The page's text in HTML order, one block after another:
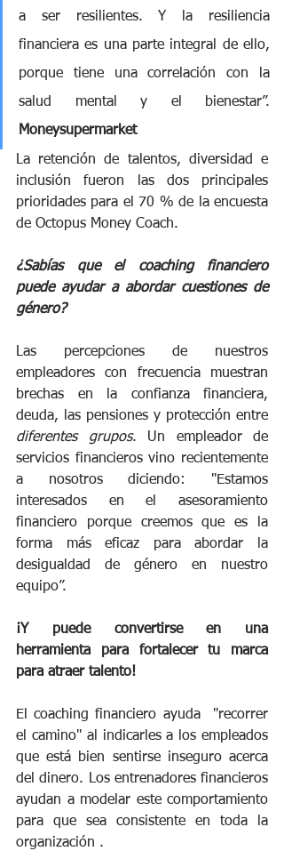
a ser resilientes. Y la resiliencia
financiera es una parte integral de ello,
porque tiene una correlación con la
Moneysupermarket
La retención de talentos, diversidad e
inclusión fueron las dos principales
prioridades para el 70 % de la encuesta
de Octopus Money Coach.
¿Sabías que el coaching financiero
puede ayudar a abordar cuestiones de
género?
Las percepciones de nuestros
empleadores con frecuencia muestran
brechas en la confianza financiera,
diferentes grupos. Un empleador de
servicios financieros vino recientemente
a nosotros diciendo: "Estamos
interesados en el asesoramiento
financiero porque creemos que es la
forma más eficaz para abordar la
desigualdad de género en nuestro
equipo”.
¡Y puede convertirse en una
herramienta para fortalecer tu marca
para atraer talento!
El coaching financiero ayuda  "recorrer
el camino" al indicarles a los empleados
que está bien sentirse inseguro acerca
del dinero. Los entrenadores financieros
ayudan a modelar este comportamiento
para que sea consistente en toda la
organización .